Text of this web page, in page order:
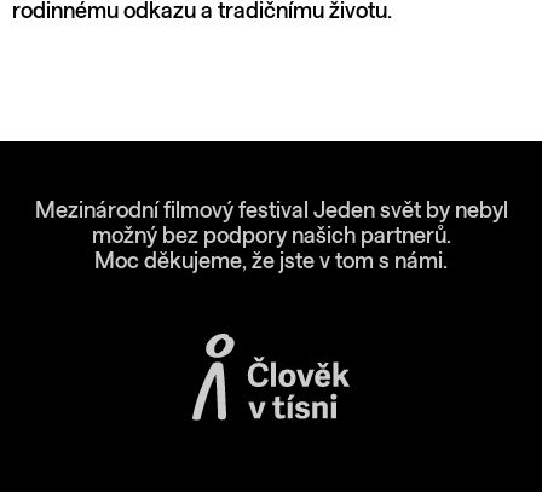
rodinnému odkazu a tradičnímu životu.
Mezinárodní filmový festival Jeden svět by nebyl
možný bez podpory našich partnerů.
Moc děkujeme, že jste v tom s námi.